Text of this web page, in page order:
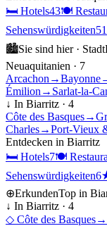
🛏 Hotels43🍽
Sehenswürdigkeiten51
🏙Sie sind hier · Stadt
Neuaquitanien · 7
Arcachon →Bayonne
Émilion → Sarlat-la-
↓ In Biarritz · 4
Côte des Basques→
Charles→Port-Vieux
Entdecken in Biarritz
🛏 Hotels7🍽
Sehenswürdigkeiten6
⊕ErkundenTop in
↓ In Biarritz · 4
◇ Côte des Basques→